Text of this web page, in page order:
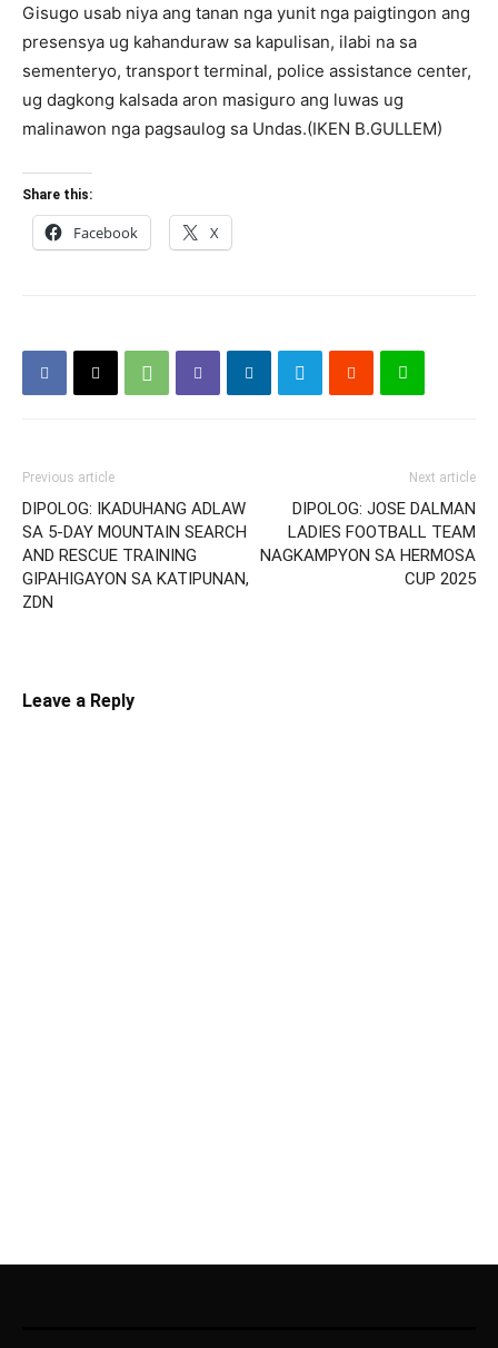
Gisugo usab niya ang tanan nga yunit nga paigtingon ang
presensya ug kahanduraw sa kapulisan, ilabi na sa
sementeryo, transport terminal, police assistance center,
ug dagkong kalsada aron masiguro ang luwas ug
malinawon nga pagsaulog sa Undas.(IKEN B.GULLEM)
Share this:
Facebook X
Previous article
DIPOLOG: IKADUHANG ADLAW
SA 5-DAY MOUNTAIN SEARCH
AND RESCUE TRAINING
GIPAHIGAYON SA KATIPUNAN,
ZDN
Next article
DIPOLOG: JOSE DALMAN
LADIES FOOTBALL TEAM
NAGKAMPYON SA HERMOSA
CUP 2025
Leave a Reply